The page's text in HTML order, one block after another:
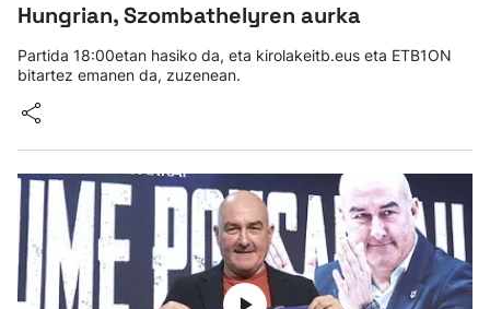
Hungrian, Szombathelyren aurka
Partida 18:00etan hasiko da, eta kirolakeitb.eus eta ETB1ON
bitartez emanen da, zuzenean.